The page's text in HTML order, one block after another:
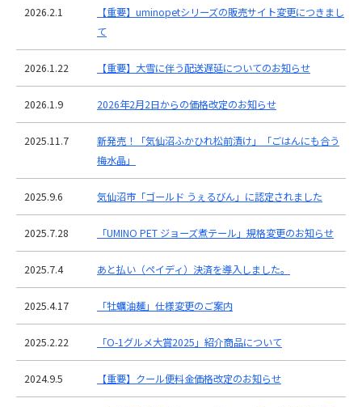
2026.2.1
【重要】uminopetシリーズの販売サイト変更につきまし
て
2026.1.22 【重要】大雪に伴う配送遅延についてのお知らせ
2026.1.9 2026年2月2日からの価格改定のお知らせ
2025.11.7
新発売！「気仙沼ふかひれ松前漬け」「ごはんにも合う
梅水晶」
2025.9.6 気仙沼市「ゴールド うぇるびん」に認定されました
2025.7.28 「UMINO PET ジョーズ煮テール」規格変更のお知らせ
2025.7.4 あと払い（ペイディ）決済を導入しました。
2025.4.17 「牡蠣油麺」仕様変更のご案内
2025.2.22 「O-1グルメ大賞2025」紹介商品について
2024.9.5 【重要】クール便料金価格改定のお知らせ